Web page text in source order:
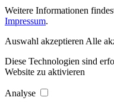
Weitere Informationen
Impressum.
Auswahl akzeptieren Alle
Diese Technologien sind
Website zu aktivieren
Analyse